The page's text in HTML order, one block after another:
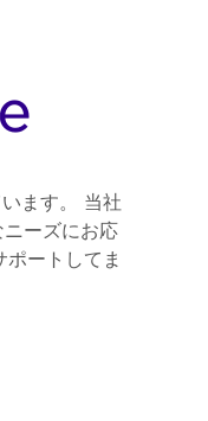
ます。 当社
ーズにお応
ートしてま